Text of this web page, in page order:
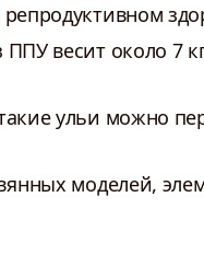
весит около 7
ульи можно
моделей,